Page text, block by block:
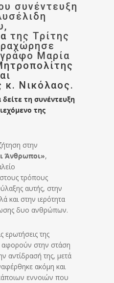
συνέντευξη
της Τρίτης
Μαρία
κ. Νικόλαος.
τη συνέντευξη
της
στην
Άνθρωποι»,
τρόπους
αυτής, στην
και στην ιερότητα
δυο ανθρώπων.
ερωτήσεις της
στην στάση
αντίδρασή της, μετά
ακόμη και
εννοιών που